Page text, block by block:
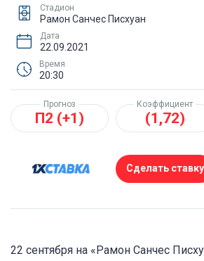
Стадион
Рамон Санчес Писхуан
Дата
22.09.2021
Время
20:30
Прогноз
П2 (+1)
Коэффициент
(1,72)
Сделать ставку
22 сентября на «Рамон Санчес